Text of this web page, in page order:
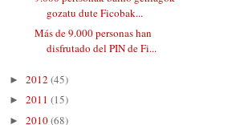
gozatu dute Ficobak...
Más de 9.000 personas han
disfrutado del PIN de Fi...
► 2012 (45)
► 2011 (15)
► 2010(68)